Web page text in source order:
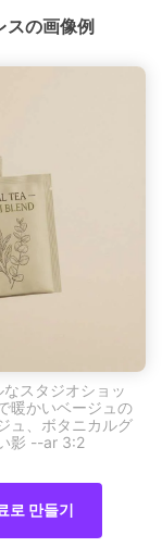
スの画像例
スタジオショッ
暖かいベージュの
ュ、ボタニカルグ
影 --ar 3:2
로 만들기